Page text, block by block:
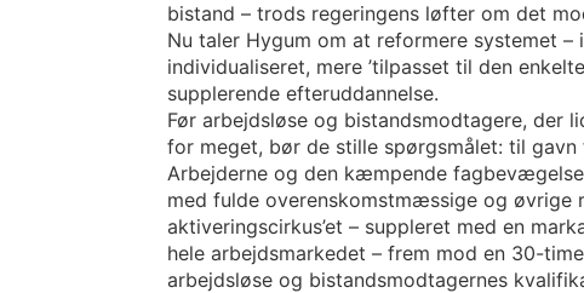
bistand – trods regeringens løfter om det
Nu taler Hygum om at reformere systemet
individualiseret, mere ’tilpasset til den
supplerende efteruddannelse.
Før arbejdsløse og bistandsmodtagere, der
for meget, bør de stille spørgsmålet: til
Arbejderne og den kæmpende
med fulde overenskomstmæssige og øvrige
aktiveringscirkus’et – suppleret med en
hele arbejdsmarkedet – frem mod en 30-
arbejdsløse og bistandsmodtagernes